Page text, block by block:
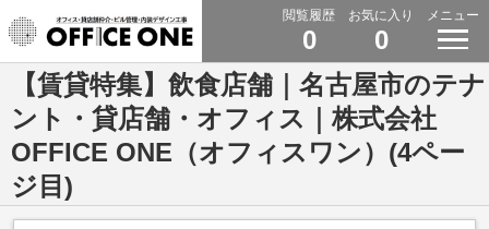
閲覧履歴
0
お気に入り
0
メニュー
【賃貸特集】飲食店舗｜名古屋市のテナ
ント・貸店舗・オフィス｜株式会社
OFFICE ONE（オフィスワン）(4ペー
ジ目)